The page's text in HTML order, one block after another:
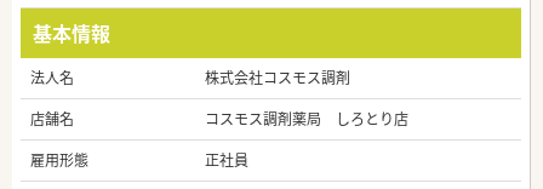
基本情報
法人名
株式会社コスモス調剤
店舗名
コスモス調剤薬局 しろとり店
雇用形態
正社員